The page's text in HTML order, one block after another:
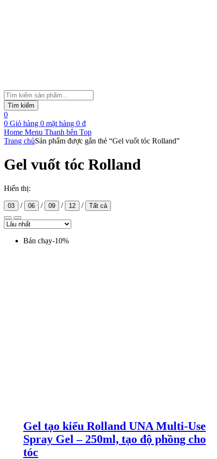
Tìm
kiếm
sản
phẩm
Tìm kiếm
0
0 Giỏ hàng 0 mặt hàng 0 ₫
Home Menu Thanh bên Top
Trang chủSản phẩm được gắn thẻ “Gel vuốt tóc Rolland”
Gel vuốt tóc Rolland
Hiển thị:
03 / 06 / 09 / 12 / Tất cả
Bán chạy-10%
Gel tạo kiểu Rolland UNA Multi-Use
Spray Gel – 250ml, tạo độ phồng cho
tóc